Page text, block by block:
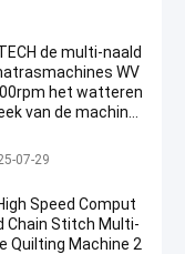
de multi-naald
WV
het watteren
van de machine
het Watteren Machi
07-29
Speed Comput
Chain Stitch Multi-
Quilting Machine 2